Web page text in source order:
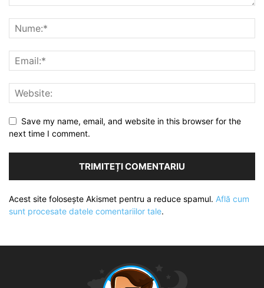
Save my name, email, and website in this browser for the
next time I comment.
Acest site folosește Akismet pentru a reduce spamul. Află cum
sunt procesate datele comentariilor tale.